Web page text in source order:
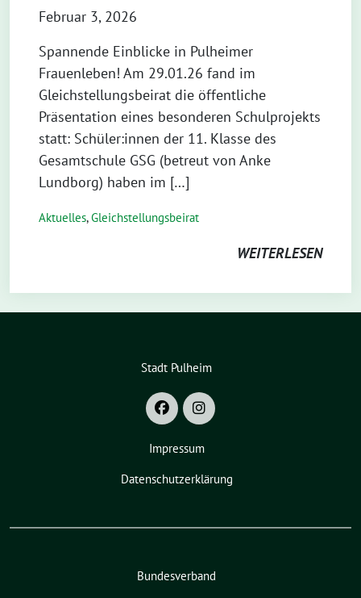
Februar 3, 2026
Spannende Einblicke in Pulheimer
Frauenleben! Am 29.01.26 fand im
Gleichstellungsbeirat die öffentliche
Präsentation eines besonderen Schulprojekts
statt: Schüler:innen der 11. Klasse des
Gesamtschule GSG (betreut von Anke
Lundborg) haben im […]
Aktuelles,Gleichstellungsbeirat
WEITERLESEN
Stadt Pulheim
Impressum
Datenschutzerklärung
Bundesverband